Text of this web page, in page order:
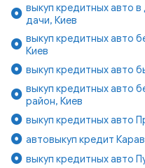
выкуп кредитных авто
дачи, Киев
выкуп кредитных авто
Киев
выкуп кредитных авто
выкуп кредитных авто
район, Киев
выкуп кредитных авто
автовыкуп кредит
выкуп кредитных авто